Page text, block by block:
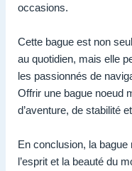
occasions.
Cette bague est non
au quotidien, mais elle
les passionnés de
Offrir une bague noeud
d’aventure, de stabilité
En conclusion, la
l’esprit et la beauté du